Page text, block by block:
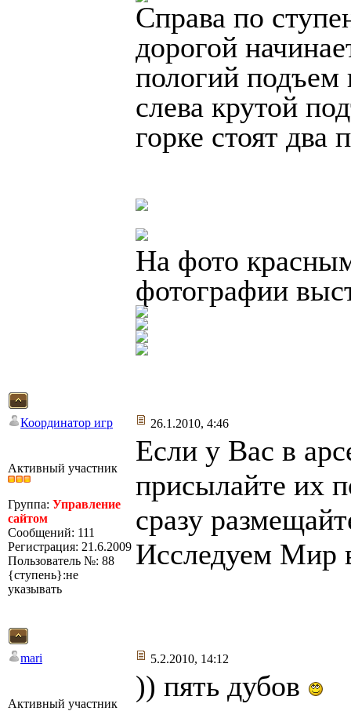
Справа по
дорогой
пологий подъем
слева крутой
горке стоят два
На фото
фотографии
Координатор игр 26.1.2010, 4:46
Активный участник
Группа: Управление
сайтом
Сообщений: 111
Регистрация: 21.6.2009
Пользователь №: 88
{ступень}:не
указывать
Если у Вас в
присылайте их
сразу
Исследуем Мир
mari 5.2.2010, 14:12
Активный участник
)) пять дубов